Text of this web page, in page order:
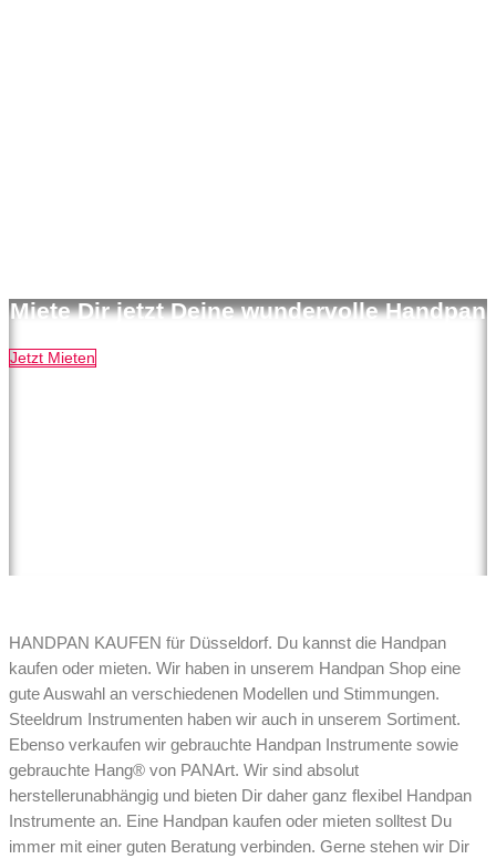
Miete Dir jetzt Deine wundervolle Handpan
Jetzt Mieten
HANDPAN KAUFEN für Düsseldorf. Du kannst die Handpan
kaufen oder mieten. Wir haben in unserem Handpan Shop eine
gute Auswahl an verschiedenen Modellen und Stimmungen.
Steeldrum Instrumenten haben wir auch in unserem Sortiment.
Ebenso verkaufen wir gebrauchte Handpan Instrumente sowie
gebrauchte Hang® von PANArt. Wir sind absolut
herstellerunabhängig und bieten Dir daher ganz flexibel Handpan
Instrumente an. Eine Handpan kaufen oder mieten solltest Du
immer mit einer guten Beratung verbinden. Gerne stehen wir Dir